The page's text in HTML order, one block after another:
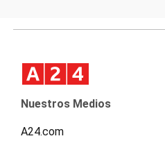
Nuestros Medios
A24.com